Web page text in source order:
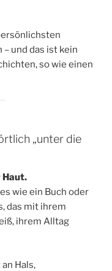
– und das ist kein
so wie einen
„unter die
Haut.
wie ein Buch oder
das mit ihrem
ihrem Alltag
Hals,